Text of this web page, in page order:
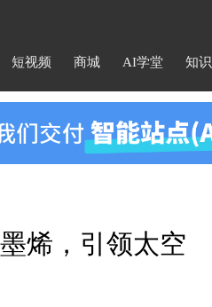
短视频 商城 AI学堂 知识
烯，引领太空